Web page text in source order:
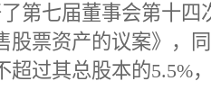
第七届董事会第十四
股票资产的议案》，
超过其总股本的5.5%